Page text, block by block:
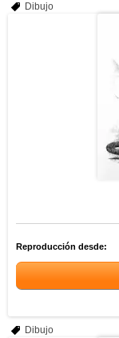
Dibujo
Reproducción desde:
Dibujo